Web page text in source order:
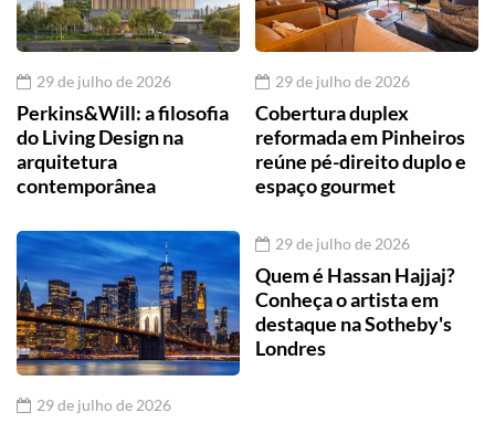
29 de julho de 2026
Perkins&Will: a filosofia
do Living Design na
arquitetura
contemporânea
29 de julho de 2026
Cobertura duplex
reformada em Pinheiros
reúne pé-direito duplo e
espaço gourmet
29 de julho de 2026
29 de julho de 2026
Quem é Hassan Hajjaj?
Conheça o artista em
destaque na Sotheby's
Londres